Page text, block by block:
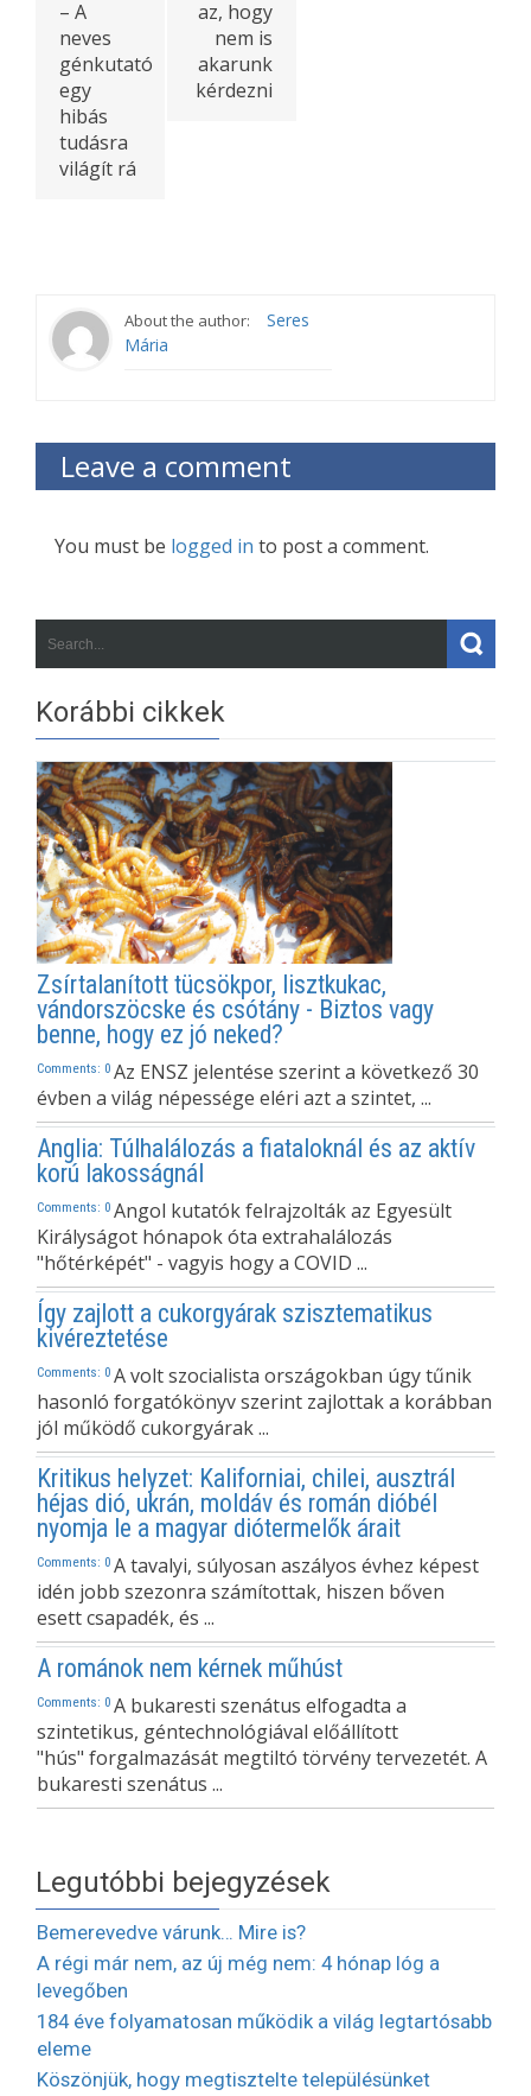
– A
neves
génkutató
egy
hibás
tudásra
világít rá
az, hogy
nem is
akarunk
kérdezni
About the author:
Seres
Mária
Leave a comment
You must be logged in to post a comment.
Korábbi cikkek
Zsírtalanított tücsökpor, lisztkukac,
vándorszöcske és csótány - Biztos vagy
benne, hogy ez jó neked?
Comments: 0 Az ENSZ jelentése szerint a következő 30
évben a világ népessége eléri azt a szintet, ...
Anglia: Túlhalálozás a fiataloknál és az aktív
korú lakosságnál
Comments: 0 Angol kutatók felrajzolták az Egyesült
Királyságot hónapok óta extrahalálozás
"hőtérképét" - vagyis hogy a COVID ...
Így zajlott a cukorgyárak szisztematikus
kivéreztetése
Comments: 0 A volt szocialista országokban úgy tűnik
hasonló forgatókönyv szerint zajlottak a korábban
jól működő cukorgyárak ...
Kritikus helyzet: Kaliforniai, chilei, ausztrál
héjas dió, ukrán, moldáv és román dióbél
nyomja le a magyar diótermelők árait
Comments: 0 A tavalyi, súlyosan aszályos évhez képest
idén jobb szezonra számítottak, hiszen bőven
esett csapadék, és ...
A románok nem kérnek műhúst
Comments: 0 A bukaresti szenátus elfogadta a
szintetikus, géntechnológiával előállított
"hús" forgalmazását megtiltó törvény tervezetét. A
bukaresti szenátus ...
Legutóbbi bejegyzések
Bemerevedve várunk… Mire is?
A régi már nem, az új még nem: 4 hónap lóg a
levegőben
184 éve folyamatosan működik a világ legtartósabb
eleme
Köszönjük, hogy megtisztelte településünket